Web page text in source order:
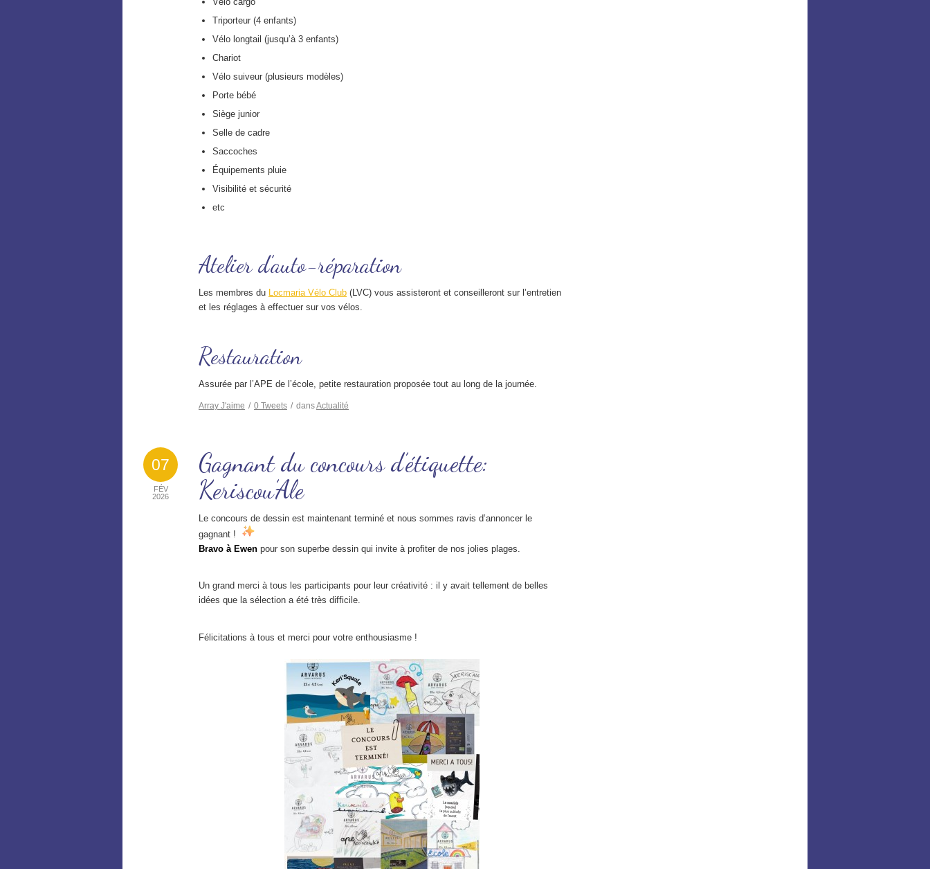
Triporteur (4 enfants)
Vélo longtail (jusqu’à 3 enfants)
Chariot
Vélo suiveur (plusieurs modèles)
Porte bébé
Siège junior
Selle de cadre
Saccoches
Équipements pluie
Visibilité et sécurité
etc
Atelier d’auto-réparation
Les membres du Locmaria Vélo Club (LVC) vous assisteront et conseilleront sur l’entretien
et les réglages à effectuer sur vos vélos.
Restauration
Assurée par l’APE de l’école, petite restauration proposée tout au long de la journée.
Array J'aime / 0 Tweets / dansActualité
07
FÉV
2026
Gagnant du concours d’étiquette:
Keriscou’Ale
Le concours de dessin est maintenant terminé et nous sommes ravis d’annoncer le
gagnant !
Bravo à Ewen pour son superbe dessin qui invite à profiter de nos jolies plages.
Un grand merci à tous les participants pour leur créativité : il y avait tellement de belles
idées que la sélection a été très difficile.
Félicitations à tous et merci pour votre enthousiasme !